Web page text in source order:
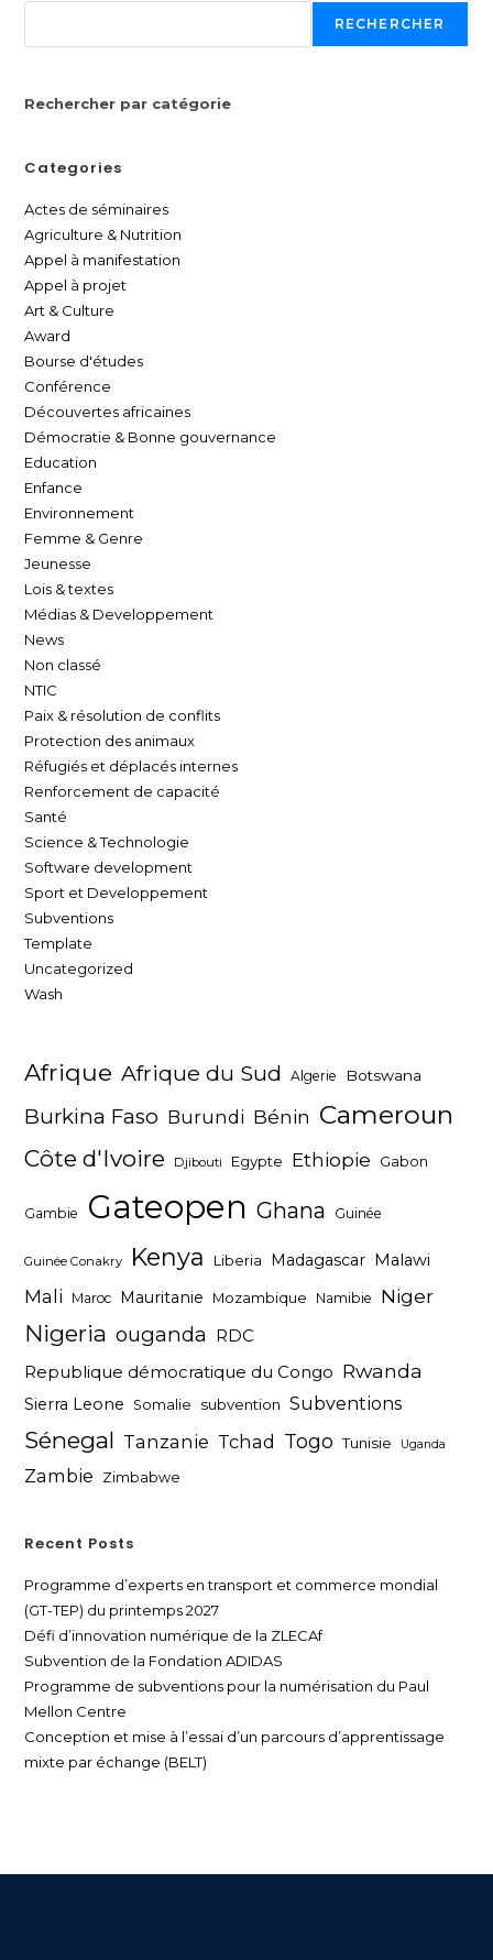
RECHERCHER
Rechercher par catégorie
Categories
Actes de séminaires
Agriculture & Nutrition
Appel à manifestation
Appel à projet
Art & Culture
Award
Bourse d'études
Conférence
Découvertes africaines
Démocratie & Bonne gouvernance
Education
Enfance
Environnement
Femme & Genre
Jeunesse
Lois & textes
Médias & Developpement
News
Non classé
NTIC
Paix & résolution de conflits
Protection des animaux
Réfugiés et déplacés internes
Renforcement de capacité
Santé
Science & Technologie
Software development
Sport et Developpement
Subventions
Template
Uncategorized
Wash
Afrique Afrique du Sud Algerie Botswana
Burkina Faso Burundi Bénin Cameroun
Côte d'Ivoire Djibouti Egypte Ethiopie Gabon
Gambie Gateopen Ghana Guinée
Guinée Conakry Kenya Liberia Madagascar Malawi
Mali Maroc Mauritanie Mozambique Namibie Niger
Nigeria ouganda
RDC
Republique démocratique du Congo Rwanda
Sierra Leone Somalie subvention Subventions
Sénegal Tanzanie Tchad Togo Tunisie Uganda
Zambie Zimbabwe
Recent Posts
Programme d’experts en transport et commerce mondial
(GT-TEP) du printemps 2027
Défi d’innovation numérique de la ZLECAf
Subvention de la Fondation ADIDAS
Programme de subventions pour la numérisation du Paul
Mellon Centre
Conception et mise à l’essai d’un parcours d’apprentissage
mixte par échange (BELT)